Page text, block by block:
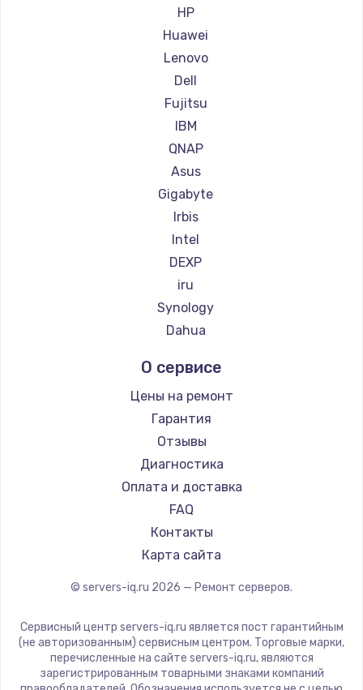
Замена сенсорного датчика
1300 руб.
Заказать
Замена сигнальной лампы
1200 руб.
Заказать
Замена системной платы
1500 руб.
Заказать
Замена температурного датчика
Замена электроконфорки
1300 руб.
Заказать
Техобслуживание
900 руб.
Заказать
1300 руб.
Заказать
Прошивка
1400 руб.
HP
Huawei
Lenovo
Dell
Fujitsu
IBM
QNAP
Asus
Gigabyte
Irbis
Intel
DEXP
iru
Synology
Dahua
О сервисе
Цены на ремонт
Гарантия
Отзывы
Диагностика
Оплата и доставка
FAQ
Контакты
Карта сайта
© servers-iq.ru 2026 — Ремонт серверов.
Сервисный центр servers-iq.ru является пост гарантийным
(не авторизованным) сервисным центром. Торговые марки,
перечисленные на сайте servers-iq.ru, являются
зарегистрированным товарными знаками компаний